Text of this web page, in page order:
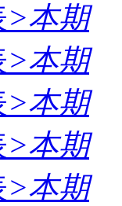
>本期
>本期
>本期
>本期
>本期